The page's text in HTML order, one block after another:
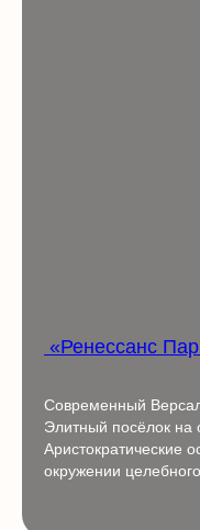
«‎Ренессанс
Современный
Элитный посёлок на
Аристократические
окружении